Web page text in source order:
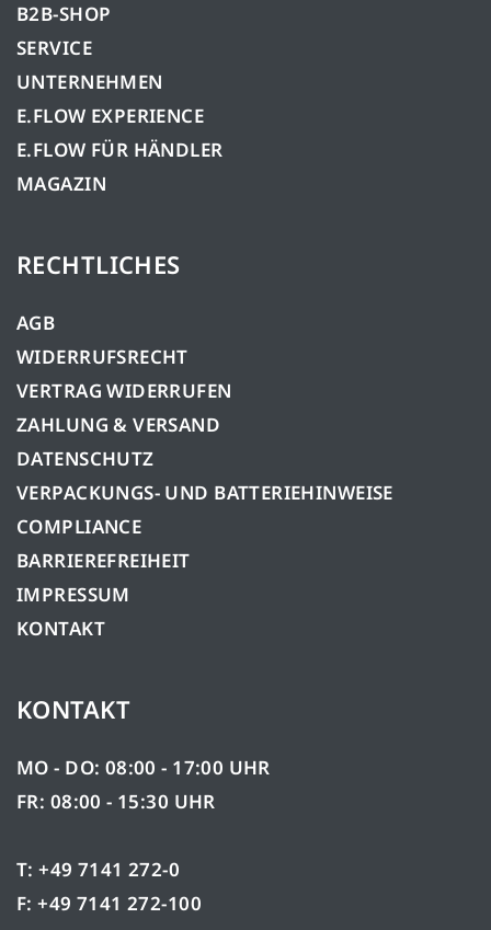
B2B-SHOP
SERVICE
UNTERNEHMEN
E.FLOW EXPERIENCE
E.FLOW FÜR HÄNDLER
MAGAZIN
RECHTLICHES
AGB
WIDERRUFSRECHT
VERTRAG WIDERRUFEN
ZAHLUNG & VERSAND
DATENSCHUTZ
VERPACKUNGS- UND BATTERIEHINWEISE
COMPLIANCE
BARRIEREFREIHEIT
IMPRESSUM
KONTAKT
KONTAKT
MO - DO: 08:00 - 17:00 UHR
FR: 08:00 - 15:30 UHR
T: +49 7141 272-0
F: +49 7141 272-100